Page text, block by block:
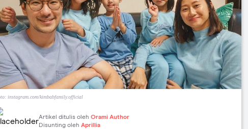
instagram.com/kimbabfamily.official
Artikel ditulis oleh Orami Author
Disunting oleh Aprillia